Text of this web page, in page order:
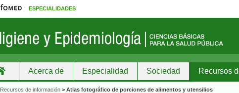
ESPECIALIDADES
Acerca de Especialidad Sociedad Recursos
Recursos de información > Atlas fotográfico de porciones de alimentos y utensilios